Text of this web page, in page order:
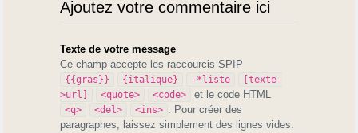
Ajoutez votre commentaire ici
Texte de votre message
Ce champ accepte les raccourcis SPIP
{{gras}} {italique} -*liste
[texte-
>url]
<quote> <code> et le code HTML
<q> <del> <ins>
. Pour créer des
paragraphes, laissez simplement des lignes vides.